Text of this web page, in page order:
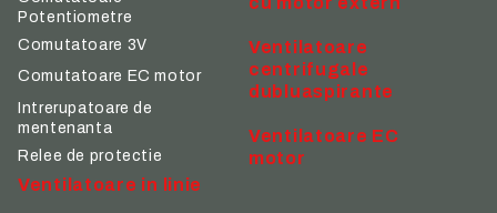
Potentiometre
Comutatoare 3V
Comutatoare EC motor
Intrerupatoare de
mentenanta
Relee de protectie
Ventilatoare
centrifugale
dubluaspirante
Ventilatoare EC
motor
Ventilatoare in linie